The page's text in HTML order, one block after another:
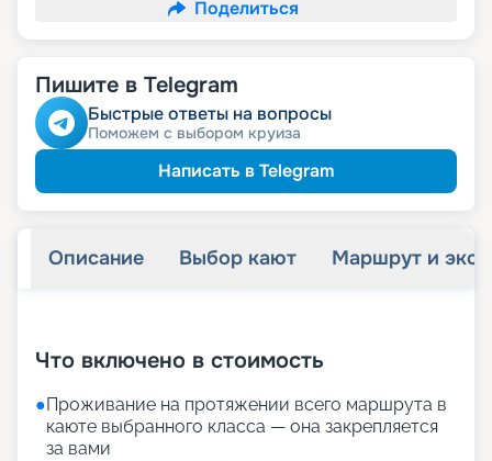
Поделиться
Пишите в Telegram
Быстрые ответы на вопросы
Поможем с выбором круиза
Написать в Telegram
Описание Выбор кают Маршрут и
Что включено в стоимость
●Проживание на протяжении всего маршрута в
каюте выбранного класса — она закрепляется
за вами